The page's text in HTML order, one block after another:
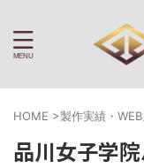
HOME >製作実績・
品川女子学